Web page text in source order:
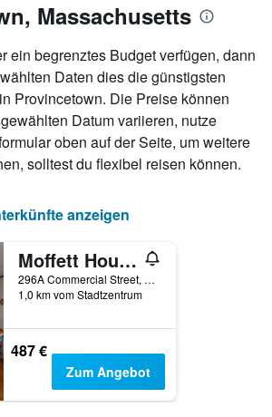
Massachusetts
ein begrenztes Budget verfügen, dann
Daten dies die günstigsten
Provincetown. Die Preise können
Datum variieren, nutze
oben auf der Seite, um weitere
solltest du flexibel reisen können.
anzeigen
Moffett House Inn
296A Commercial Street, Provincetown, MA, USA
1,0 km vom Stadtzentrum
487 €
Zum Angebot